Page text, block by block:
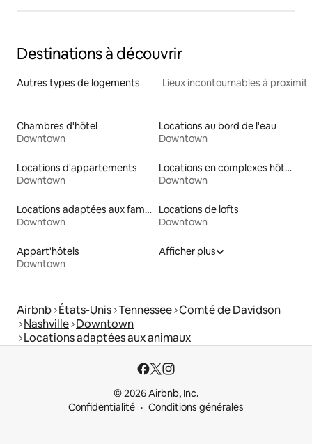
Destinations à découvrir
Autres types de logements Lieux incontournables à
Chambres d'hôtel
Downtown
Locations au bord de l'eau
Downtown
Locations d'appartements
Downtown
Locations en complexes hôteliers
Downtown
Locations adaptées aux familles
Downtown
Locations de lofts
Downtown
Appart'hôtels
Downtown
Afficher plus
Airbnb États-Unis Tennessee Comté de Davidson
Nashville Downtown
Locations adaptées aux animaux
© 2026 Airbnb, Inc.
Confidentialité
Conditions générales